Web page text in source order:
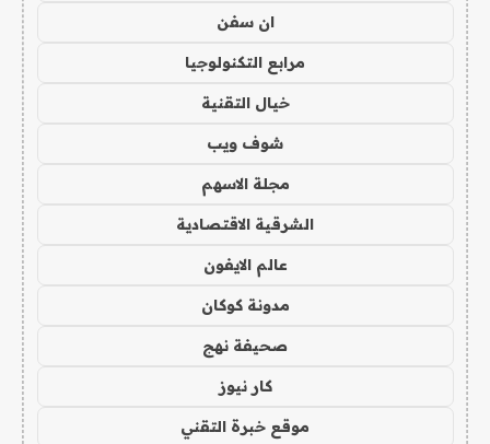
ان سفن
مرابع التكنولوجيا
خيال التقنية
شوف ويب
مجلة الاسهم
الشرقية الاقتصادية
عالم الايفون
مدونة كوكان
صحيفة نهج
كار نيوز
موقع خبرة التقني